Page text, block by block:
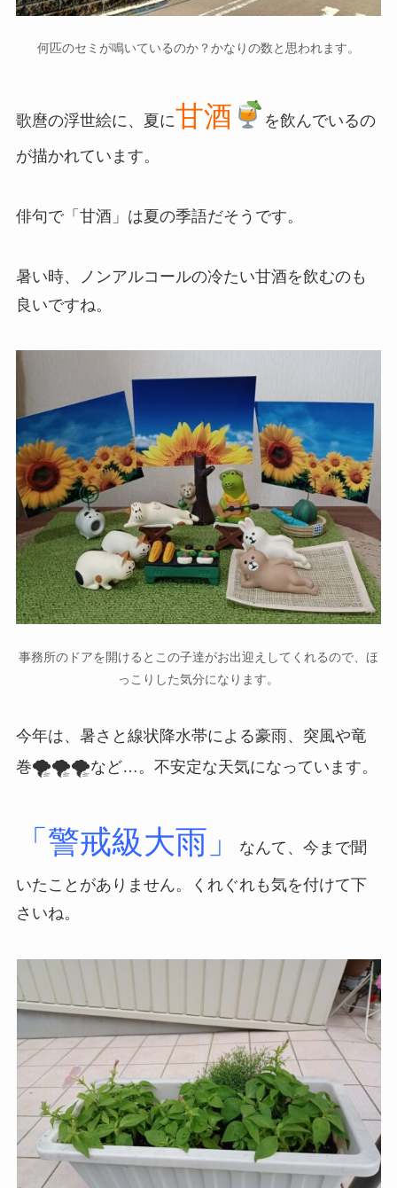
何匹のセミが鳴いているのか？かなりの数と思われます。
歌麿の浮世絵に、夏に甘酒
を飲んでいるの
が描かれています。
俳句で「甘酒」は夏の季語だそうです。
暑い時、ノンアルコールの冷たい甘酒を飲むのも
良いですね。
事務所のドアを開けるとこの子達がお出迎えしてくれるので、ほ
っこりした気分になります。
今年は、暑さと線状降水帯による豪雨、突風や竜
巻🌪🌪🌪など…。不安定な天気になっています。
「警戒級大雨」 なんて、今まで聞
いたことがありません。くれぐれも気を付けて下
さいね。